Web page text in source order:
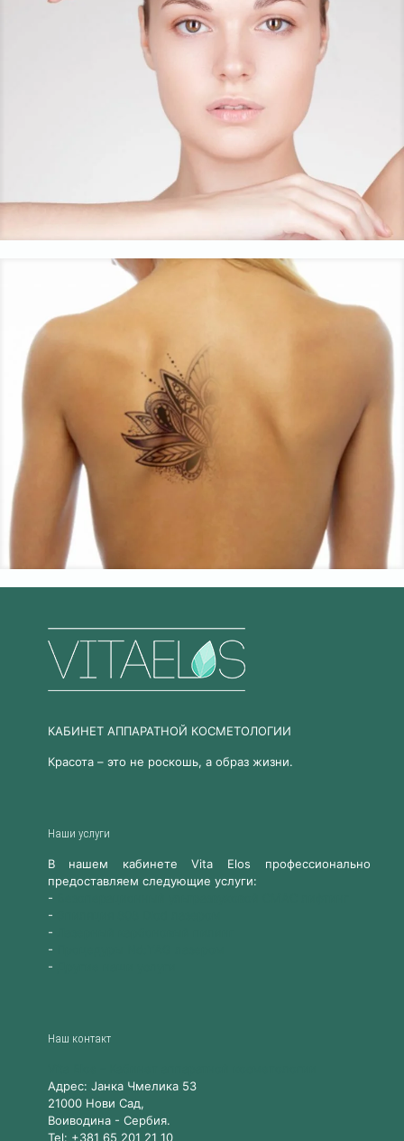
КАБИНЕТ АППАРАТНОЙ КОСМЕТОЛОГИИ
Красота – это не роскошь, а образ жизни.
Наши услуги
В нашем кабинете Vita Elos профессионально
предоставляем следующие услуги:
-
-
-
-
-
Наш контакт
Адрес: Jанка Чмелика 53
21000 Нови Сад,
Воиводина - Сербия.
Tel: +381 65 201 21 10